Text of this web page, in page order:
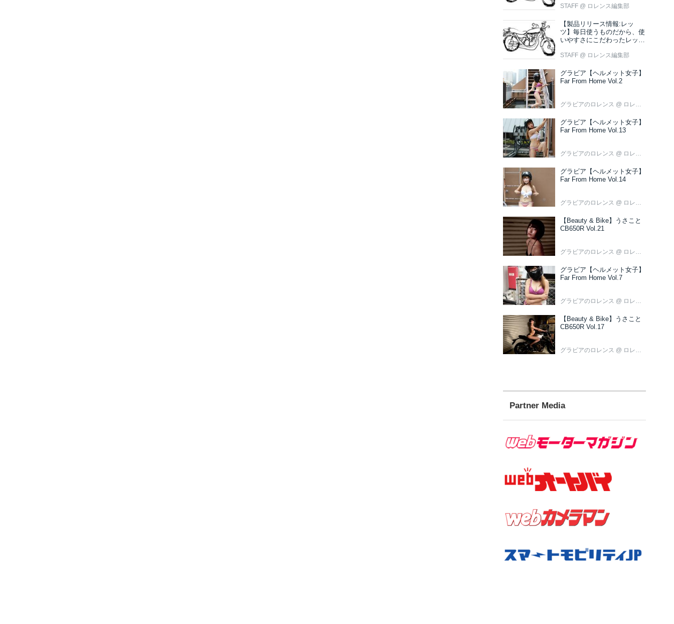
STAFF @ ロレンス編集部
【製品リリース情報:レッ
ツ】毎日使うものだから、使
いやすさにこだわったレッツ
STAFF @ ロレンス編集部
グラビア【ヘルメット女子】
Far From Home Vol.2
グラビアのロレンス @ ロレンス編集部
グラビア【ヘルメット女子】
Far From Home Vol.13
グラビアのロレンス @ ロレンス編集部
グラビア【ヘルメット女子】
Far From Home Vol.14
グラビアのロレンス @ ロレンス編集部
【Beauty & Bike】うさこと
CB650R Vol.21
グラビアのロレンス @ ロレンス編集部
グラビア【ヘルメット女子】
Far From Home Vol.7
グラビアのロレンス @ ロレンス編集部
【Beauty & Bike】うさこと
CB650R Vol.17
グラビアのロレンス @ ロレンス編集部
Partner Media